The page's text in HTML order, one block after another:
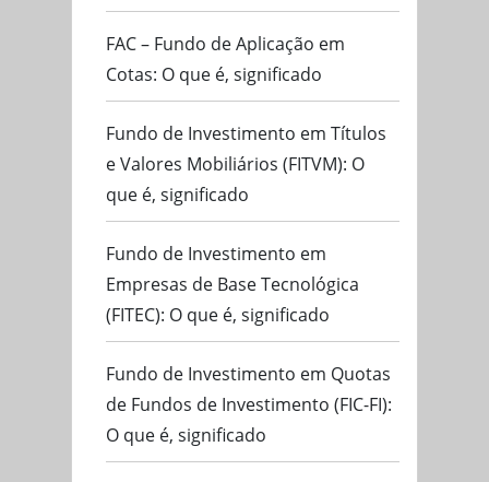
FAC – Fundo de Aplicação em
Cotas: O que é, significado
Fundo de Investimento em Títulos
e Valores Mobiliários (FITVM): O
que é, significado
Fundo de Investimento em
Empresas de Base Tecnológica
(FITEC): O que é, significado
Fundo de Investimento em Quotas
de Fundos de Investimento (FIC-FI):
O que é, significado